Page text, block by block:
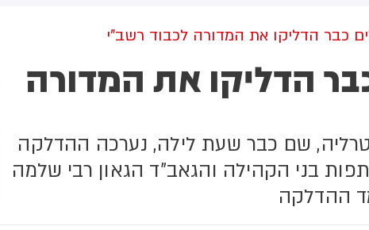
כבר הדליקו את המדורה לכבוד רשב"י
הדליקו את המדורה
שם כבר שעת לילה, נערכה ההדלקה
בני הקהילה והגאב"ד הגאון רבי שלמה
ההדלקה